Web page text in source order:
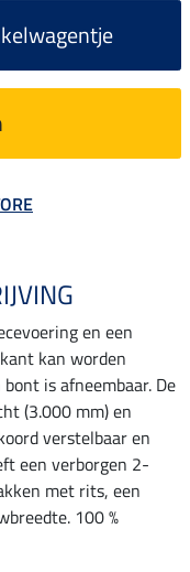
en een
kan worden
is afneembaar. De
(3.000 mm) en
verstelbaar en
een verborgen 2-
met rits, een
100 %